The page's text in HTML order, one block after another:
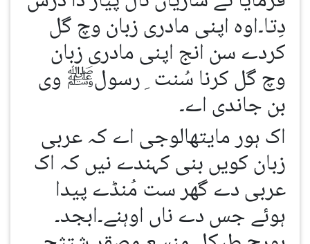
دِتا۔اوہ اپنی مادری زبان وچ گل
کردے سن انج اپنی مادری زبان
وچ گل کرنا سُنت ِرسولﷺ وی
بن جاندی اے۔
اک ہور مایتھالوجی اے کہ عربی
زبان کویں بنی کہندے نیں کہ اک
عربی دے گھر ست مُنڈے پیدا
ہوئے جس دے ناں اوہنے۔ابجد۔